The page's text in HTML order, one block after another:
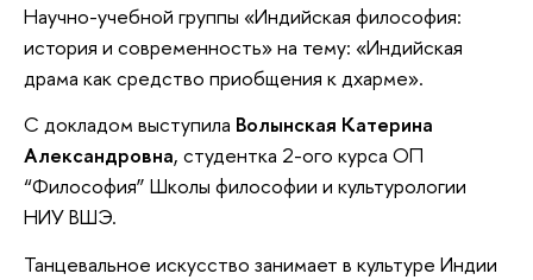
Научно-учебной группы «Индийская философия:
история и современность» на тему: «Индийская
драма как средство приобщения к дхарме».
С докладом выступила Волынская Катерина
Александровна, студентка 2-ого курса ОП
“Философия” Школы философии и культурологии
НИУ ВШЭ.
Танцевальное искусство занимает в культуре Индии